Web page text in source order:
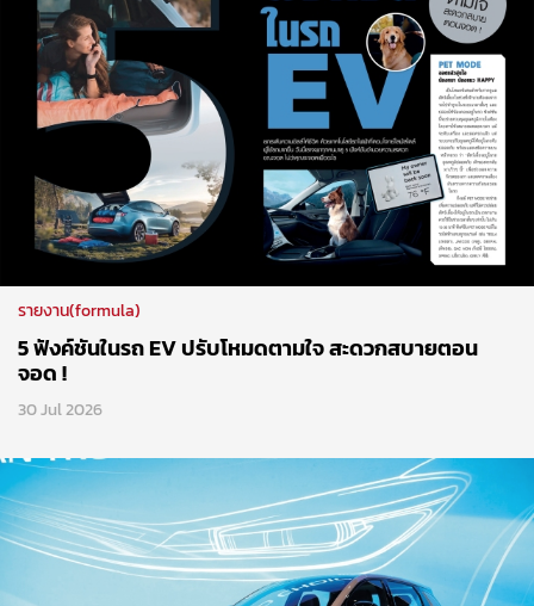
รายงาน(formula)
5 ฟังค์ชันในรถ EV ปรับโหมดตามใจ สะดวกสบายตอน
จอด !
30 Jul 2026